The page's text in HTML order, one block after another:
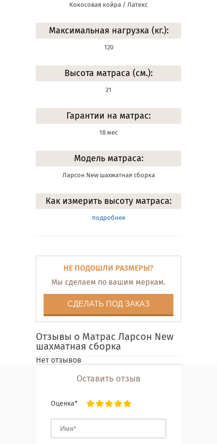
Кокосовая койра / Латекс
Максимальная нагрузка (кг.):
120
Высота матраса (см.):
21
Гарантии на матрас:
18 мес
Модель матраса:
Ларсон New шахматная сборка
Как измерить высоту матраса:
подробнее
НЕ ПОДОШЛИ РАЗМЕРЫ?
Мы сделаем по вашим меркам.
СДЕЛАТЬ ПОД ЗАКАЗ
Отзывы о Матрас Ларсон New
шахматная сборка
Нет отзывов
Оставить отзыв
Оценка*